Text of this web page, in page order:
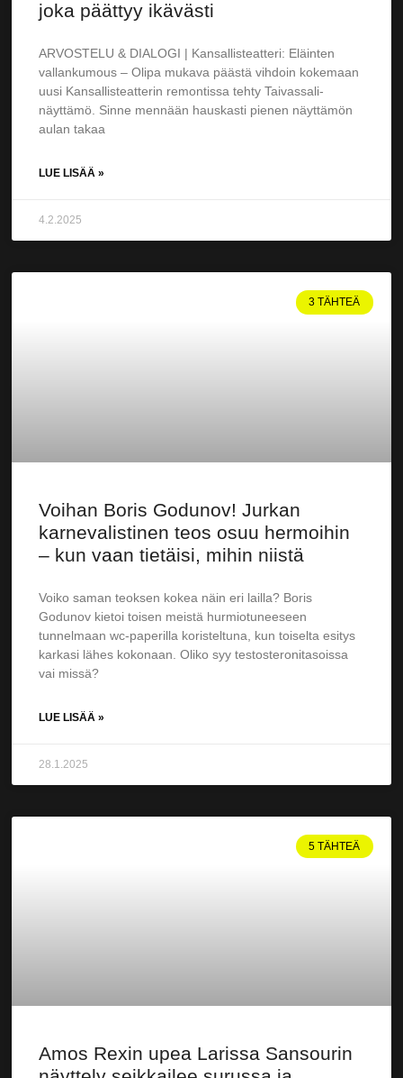
joka päättyy ikävästi
ARVOSTELU & DIALOGI | Kansallisteatteri: Eläinten
vallankumous – Olipa mukava päästä vihdoin kokemaan
uusi Kansallisteatterin remontissa tehty Taivassali-
näyttämö. Sinne mennään hauskasti pienen näyttämön
aulan takaa
LUE LISÄÄ »
4.2.2025
3 TÄHTEÄ
Voihan Boris Godunov! Jurkan
karnevalistinen teos osuu hermoihin
– kun vaan tietäisi, mihin niistä
Voiko saman teoksen kokea näin eri lailla? Boris
Godunov kietoi toisen meistä hurmiotuneeseen
tunnelmaan wc-paperilla koristeltuna, kun toiselta esitys
karkasi lähes kokonaan. Oliko syy testosteronitasoissa
vai missä?
LUE LISÄÄ »
28.1.2025
5 TÄHTEÄ
Amos Rexin upea Larissa Sansourin